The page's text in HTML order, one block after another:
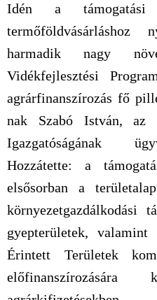
Idén a támogatási
harmadik nagy
Vidékfejlesztési
agrárfinanszírozás fő
nak Szabó István, az
Igazgatóságának
Hozzátette: a
elsősorban a
környezetgazdálkodási
gyepterületek, valamint
Érintett Területek